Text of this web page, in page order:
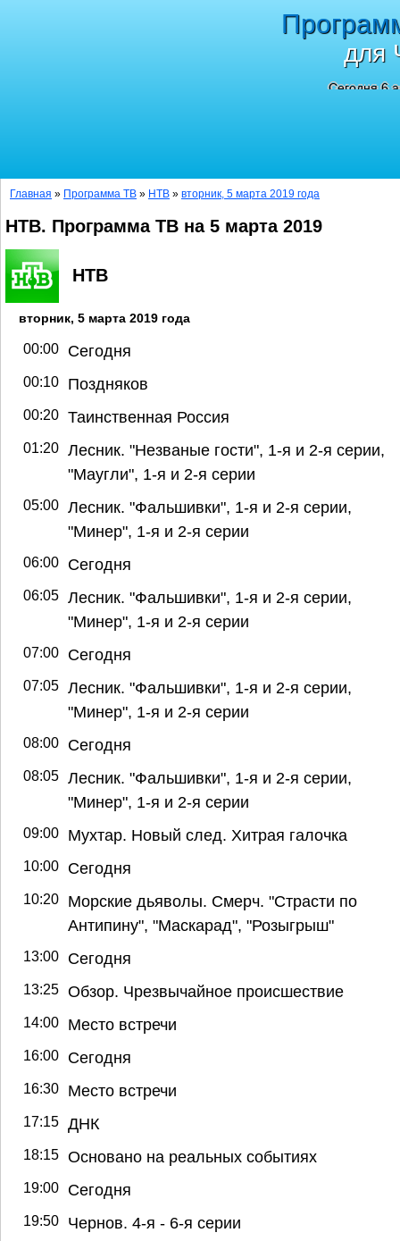
для
Сегодня 6
Главная » Программа ТВ » НТВ » вторник, 5 марта 2019 года
НТВ. Программа ТВ на 5 марта 2019
НТВ
вторник, 5 марта 2019 года
00:00 Сегодня
00:10 Поздняков
00:20 Таинственная Россия
01:20 Лесник. "Незваные гости", 1-я и 2-я серии,
"Маугли", 1-я и 2-я серии
05:00 Лесник. "Фальшивки", 1-я и 2-я серии,
"Минер", 1-я и 2-я серии
06:00 Сегодня
06:05 Лесник. "Фальшивки", 1-я и 2-я серии,
"Минер", 1-я и 2-я серии
07:00 Сегодня
07:05 Лесник. "Фальшивки", 1-я и 2-я серии,
"Минер", 1-я и 2-я серии
08:00 Сегодня
08:05 Лесник. "Фальшивки", 1-я и 2-я серии,
"Минер", 1-я и 2-я серии
09:00 Мухтар. Новый след. Хитрая галочка
10:00 Сегодня
10:20
Морские дьяволы. Смерч. "Страсти по
Антипину", "Маскарад", "Розыгрыш"
13:00 Сегодня
13:25 Обзор. Чрезвычайное происшествие
14:00 Место встречи
16:00 Сегодня
16:30 Место встречи
17:15 ДНК
18:15 Основано на реальных событиях
19:00 Сегодня
19:50 Чернов. 4-я - 6-я серии